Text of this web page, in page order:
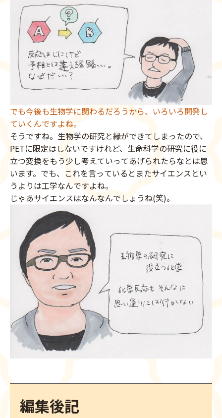
でも今後も生物学に関わるだろうから、いろいろ開発し
ていくんですよね。
そうですね。生物学の研究と縁ができてしまったので、
PETに限定はしないですけれど、生命科学の研究に役に
立つ変換をもう少し考えていってあげられたらなとは思
います。でも、これを言っているとまたサイエンスとい
うよりは工学なんですよね。
じゃあサイエンスはなんなんでしょうね(笑)。
編集後記